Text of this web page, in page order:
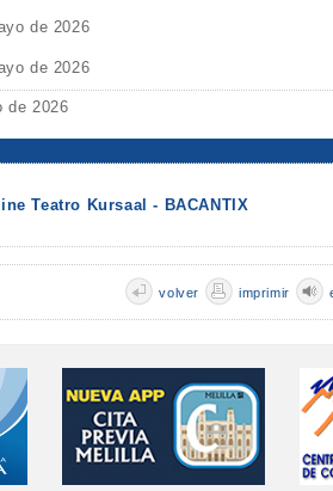
de 2026
de 2026
de 2026
Teatro Kursaal - BACANTIX
imprimir
volver